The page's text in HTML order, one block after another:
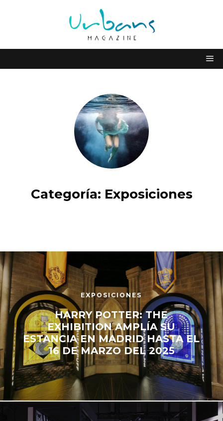
Categoría: Exposiciones
EXPOSICIONES
HARRY POTTER: THE
EXHIBITION AMPLÍA SU
ESTANCIA EN MADRID HASTA EL
16 DE MARZO DEL 2025